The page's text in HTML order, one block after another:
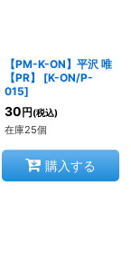
【PM-K-ON】平沢 唯
【PR】
[K-ON/P-
015]
30 円 (税込)
在庫25個
購入する